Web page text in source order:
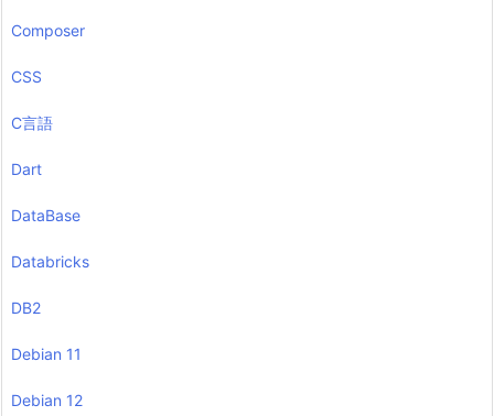
Composer
CSS
C言語
Dart
DataBase
Databricks
DB2
Debian 11
Debian 12